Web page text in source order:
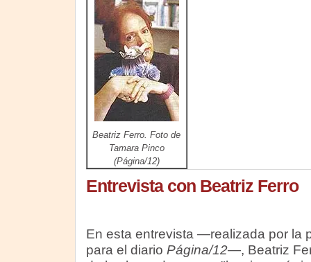
Beatriz Ferro. Foto de
Tamara Pinco
(Página/12)
Entrevista con Beatriz Ferro
En esta entrevista —realizada por la
para el diario Página/12—, Beatriz